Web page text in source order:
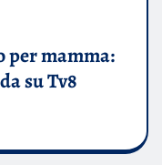
per mamma:
su Tv8